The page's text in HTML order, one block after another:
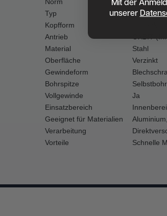
Typ
Kopfform
Antrieb
Material
Stahl
Oberfläche
Verzinkt
Gewindeform
Bohrspitze
Vollgewinde
Ja
Einsatzbereich
Geeignet für Materialien
Verarbeitung
Vorteile
Schnelle
unserer